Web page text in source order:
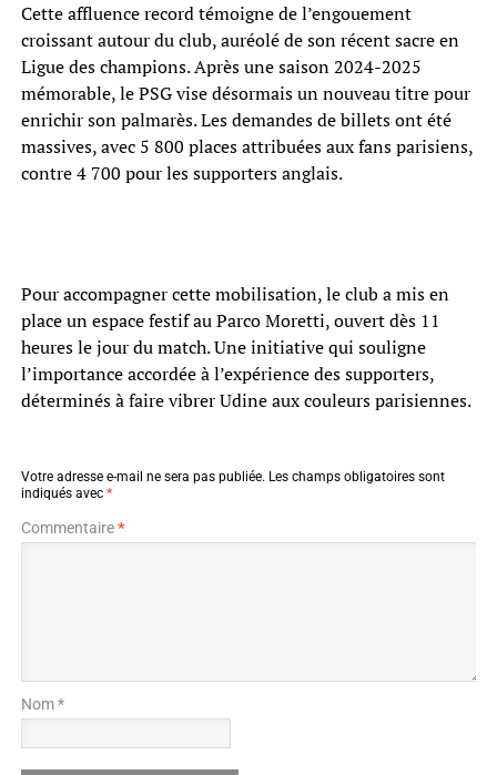
Cette affluence record témoigne de l’engouement
croissant autour du club, auréolé de son récent sacre en
Ligue des champions. Après une saison 2024-2025
mémorable, le PSG vise désormais un nouveau titre pour
enrichir son palmarès. Les demandes de billets ont été
massives, avec 5 800 places attribuées aux fans parisiens,
contre 4 700 pour les supporters anglais.
Pour accompagner cette mobilisation, le club a mis en
place un espace festif au Parco Moretti, ouvert dès 11
heures le jour du match. Une initiative qui souligne
l’importance accordée à l’expérience des supporters,
déterminés à faire vibrer Udine aux couleurs parisiennes.
Votre adresse e-mail ne sera pas publiée. Les champs obligatoires sont
indiqués avec *
Commentaire*
Nom *